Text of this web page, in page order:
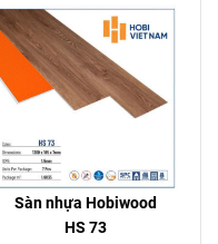
Sàn nhựa Hobiwood
HS 73